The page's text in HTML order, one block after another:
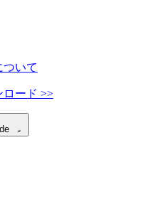
いて
ロード >>